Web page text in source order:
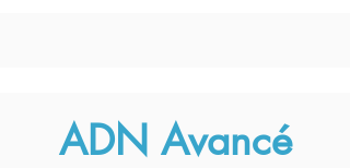
ADN Avancé